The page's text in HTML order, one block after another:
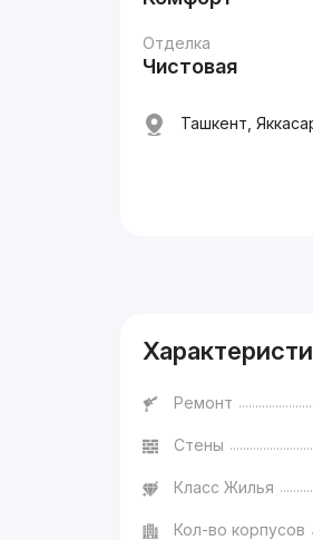
Отделка
Чистовая
Ташкент,
Ремонт
Стены
Класс Жилья
Кол-во корпусов